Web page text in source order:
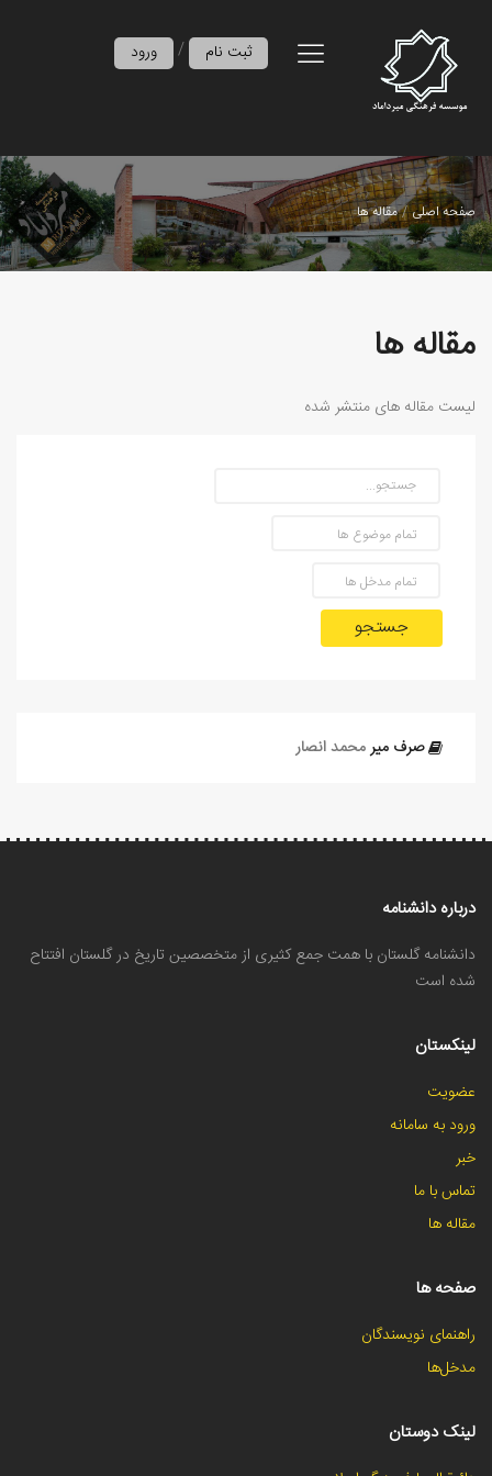
ورود / ثبت نام
صفحه اصلی مقاله ها
مقاله ها
لیست مقاله های منتشر شده
جستجو
صرف ميرمحمد انصار
درباره دانشنامه
دانشنامه گلستان با همت جمع کثیری از متخصصین تاریخ در گلستان افتتاح
شده است
لینکستان
عضویت
ورود به سامانه
خبر
تماس با ما
مقاله ها
صفحه ها
راهنمای نویسندگان
مدخل‌ها
لینک دوستان